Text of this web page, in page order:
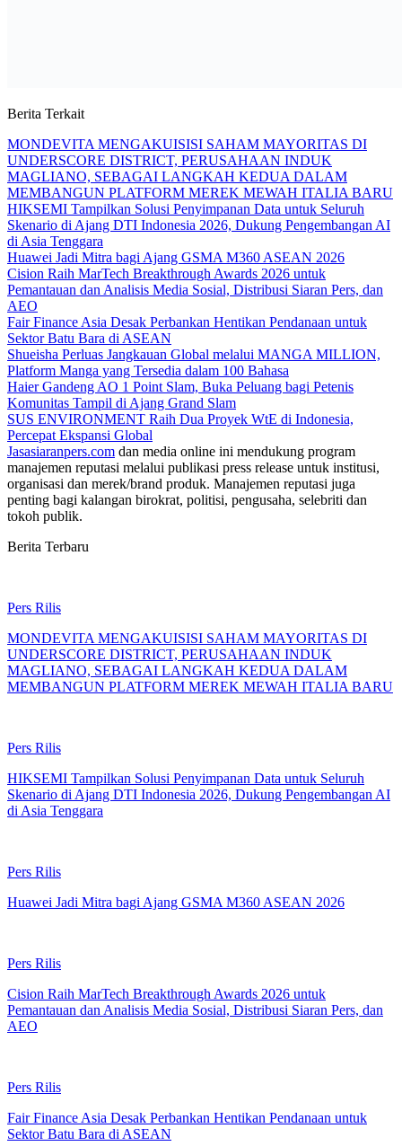
Berita Terkait
MONDEVITA MENGAKUISISI SAHAM MAYORITAS DI
UNDERSCORE DISTRICT, PERUSAHAAN INDUK
MAGLIANO, SEBAGAI LANGKAH KEDUA DALAM
MEMBANGUN PLATFORM MEREK MEWAH ITALIA BARU
HIKSEMI Tampilkan Solusi Penyimpanan Data untuk Seluruh
Skenario di Ajang DTI Indonesia 2026, Dukung Pengembangan AI
di Asia Tenggara
Huawei Jadi Mitra bagi Ajang GSMA M360 ASEAN 2026
Cision Raih MarTech Breakthrough Awards 2026 untuk
Pemantauan dan Analisis Media Sosial, Distribusi Siaran Pers, dan
AEO
Fair Finance Asia Desak Perbankan Hentikan Pendanaan untuk
Sektor Batu Bara di ASEAN
Shueisha Perluas Jangkauan Global melalui MANGA MILLION,
Platform Manga yang Tersedia dalam 100 Bahasa
Haier Gandeng AO 1 Point Slam, Buka Peluang bagi Petenis
Komunitas Tampil di Ajang Grand Slam
SUS ENVIRONMENT Raih Dua Proyek WtE di Indonesia,
Percepat Ekspansi Global
Jasasiaranpers.com dan media online ini mendukung program
manajemen reputasi melalui publikasi press release untuk institusi,
organisasi dan merek/brand produk. Manajemen reputasi juga
penting bagi kalangan birokrat, politisi, pengusaha, selebriti dan
tokoh publik.
Berita Terbaru
Pers Rilis
MONDEVITA MENGAKUISISI SAHAM MAYORITAS DI
UNDERSCORE DISTRICT, PERUSAHAAN INDUK
MAGLIANO, SEBAGAI LANGKAH KEDUA DALAM
MEMBANGUN PLATFORM MEREK MEWAH ITALIA BARU
Pers Rilis
HIKSEMI Tampilkan Solusi Penyimpanan Data untuk Seluruh
Skenario di Ajang DTI Indonesia 2026, Dukung Pengembangan AI
di Asia Tenggara
Pers Rilis
Huawei Jadi Mitra bagi Ajang GSMA M360 ASEAN 2026
Pers Rilis
Cision Raih MarTech Breakthrough Awards 2026 untuk
Pemantauan dan Analisis Media Sosial, Distribusi Siaran Pers, dan
AEO
Pers Rilis
Fair Finance Asia Desak Perbankan Hentikan Pendanaan untuk
Sektor Batu Bara di ASEAN